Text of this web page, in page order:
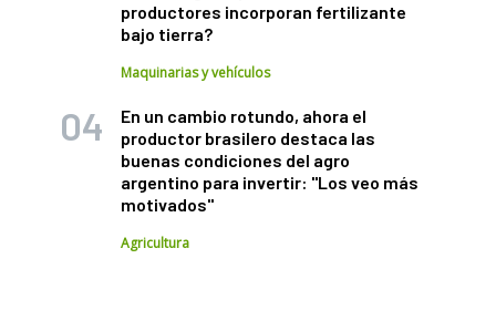
productores incorporan fertilizante
bajo tierra?
Maquinarias y vehículos
En un cambio rotundo, ahora el
productor brasilero destaca las
buenas condiciones del agro
argentino para invertir: "Los veo más
motivados"
Agricultura